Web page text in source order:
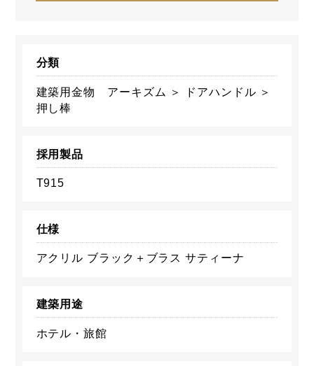
分類
建築用金物 アーキズム ＞ ドアハンドル ＞
押し棒
採用製品
T915
仕様
アクリル ブラック＋ブラス サティーナ
建築用途
ホテル・旅館